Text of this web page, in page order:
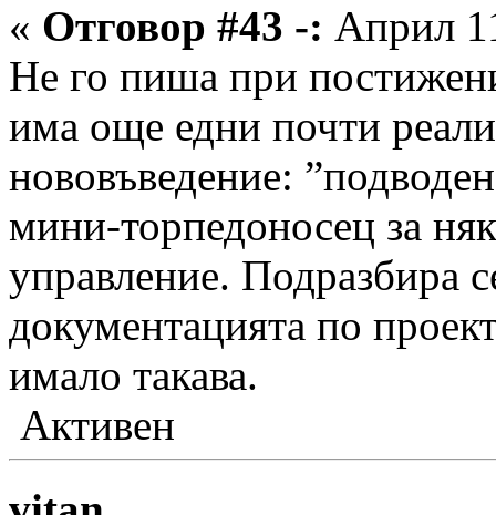
« Отговор #43 -: Април
Не го пиша при
има още едни почти
нововъведение:
мини-торпедоносец за
управление. Подразбира
документацията по
имало такава.
Активен